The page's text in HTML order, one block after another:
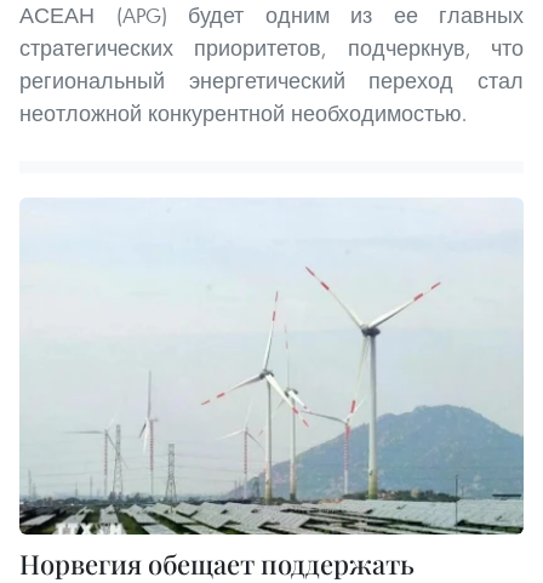
АСЕАН (APG) будет одним из ее главных
стратегических приоритетов, подчеркнув, что
региональный энергетический переход стал
неотложной конкурентной необходимостью.
Норвегия обещает поддержать